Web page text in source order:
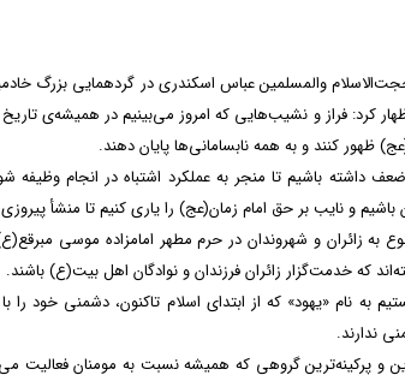
حجت‌الاسلام والمسلمین عباس اسکندری در گردهمایی بزرگ
کرد: فراز و نشیب‌هایی که امروز می‌بینیم در همیشه‌ی تاریخ
ظهور کنند و به همه نابسامانی‌ها پایان دهند.
باشیم تا منجر به عملکرد اشتباه در انجام وظیفه
باشیم و نایب بر حق امام زمان(عج) را یاری کنیم تا منشأ
به زائران و شهروندان در حرم مطهر امامزاده موسی
که خدمت‌گزار زائران فرزندان و نوادگان اهل بیت(ع) باشند.
نام «یهود» که از ابتدای اسلام تاکنون، دشمنی خود را
ندارند.
و پرکینه‌ترین گروهی که همیشه نسبت به مومنان فعالیت